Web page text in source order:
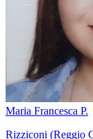
Maria Francesca P.
Rizziconi (Reggio